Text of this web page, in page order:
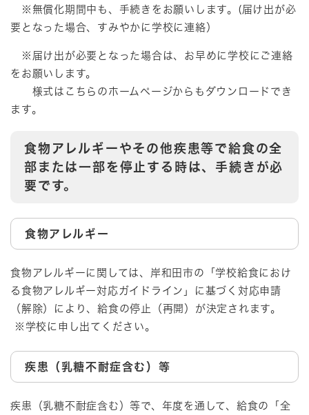
※無償化期間中も、手続きをお願いします。(届け出が必
要となった場合、すみやかに学校に連絡）
※届け出が必要となった場合は、お早めに学校にご連絡
をお願いします。
様式は​こちらのホームページからもダウンロードでき
ます。
食物アレルギーやその他疾患等で給食の全
部または一部を停止する時は、手続きが必
要です。
食物アレルギー
食物アレルギーに関しては、岸和田市の「学校給食におけ
る食物アレルギー対応ガイドライン」に基づく対応申請
（解除）により、給食の停止（再開）が決定されます。
※学校に申し出てください。
疾患（乳糖不耐症含む）等
疾患（乳糖不耐症含む）等で、年度を通して、給食の「全